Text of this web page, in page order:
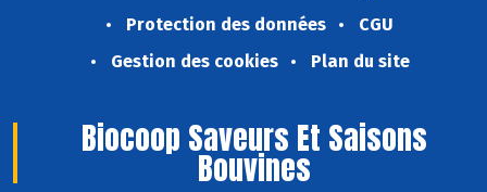
Protection des données
CGU
Gestion des cookies
Plan du site
Biocoop Saveurs Et Saisons
Bouvines